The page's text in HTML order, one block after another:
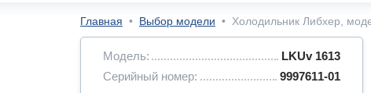
Главная • Выбор модели • Холодильник Либхер,
Модель:
LKUv 1613
Серийный номер:
9997611-01